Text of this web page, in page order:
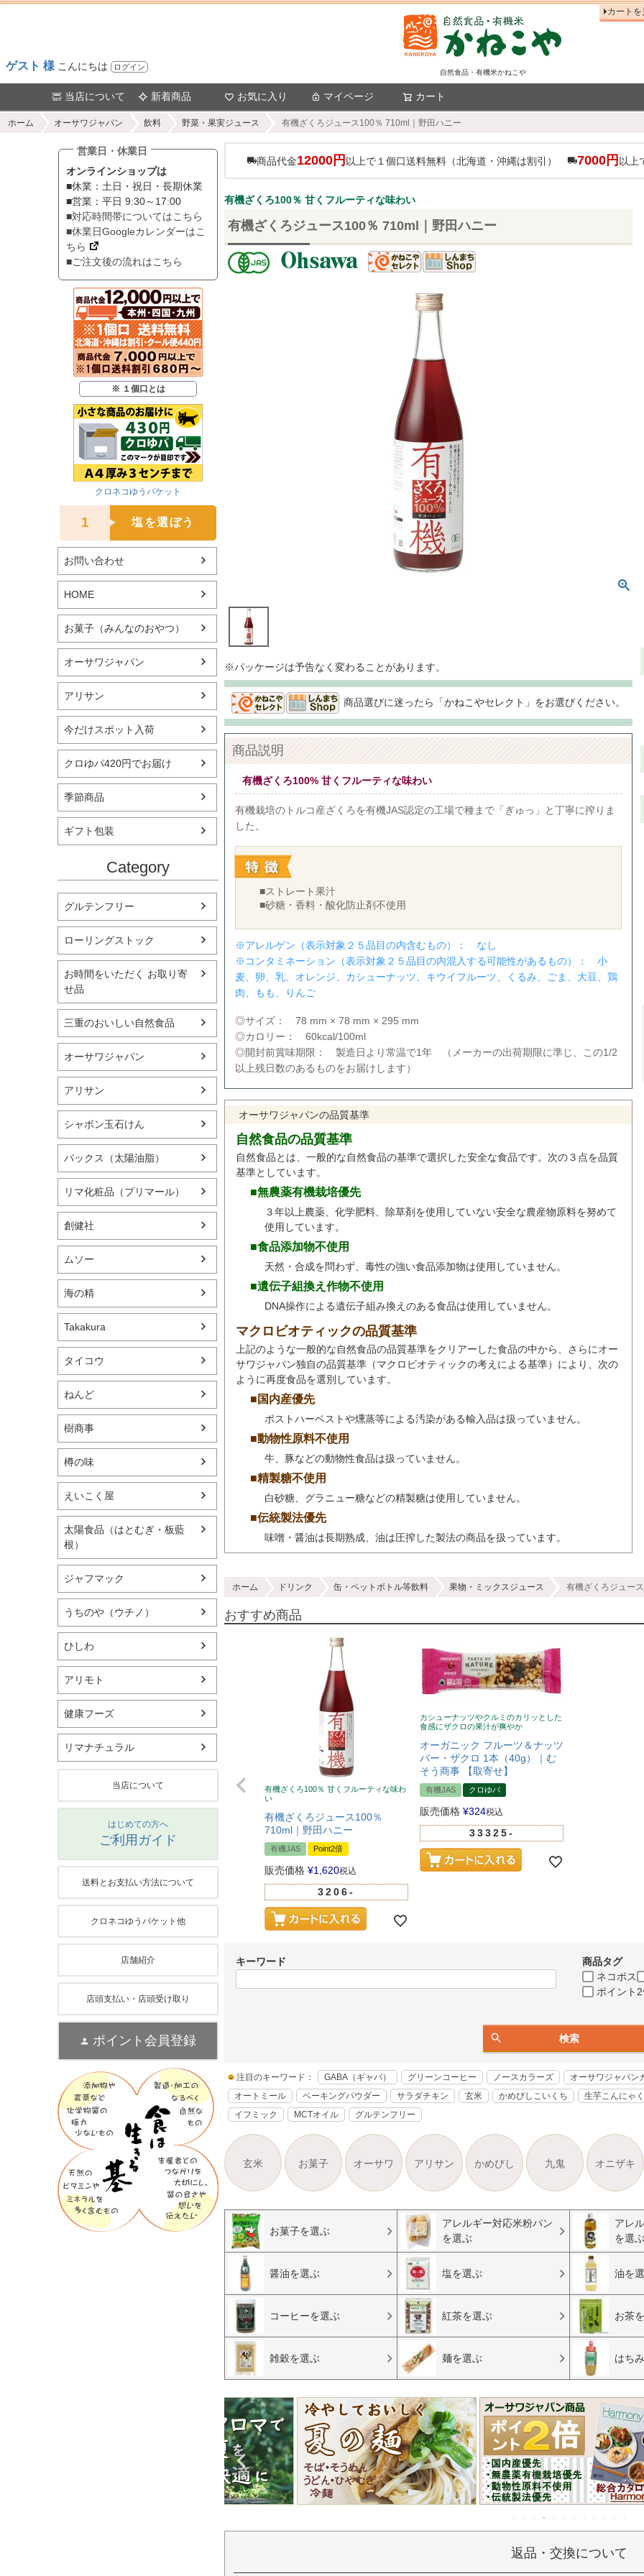
ゲスト 様 こんにちは ログイン
自然食品・有機米かねこや
カートを
当店について 新着商品 お気に入り マイページ カート
ホーム オーサワジャパン 飲料 野菜・果実ジュース 有機ざくろジュース100％ 710ml｜野田ハニー
営業日・休業日
オンラインショップは
■休業：土日・祝日・長期休業
■営業：平日 9:30～17:00
■対応時間帯についてはこちら
■休業日Googleカレンダーはこ
ちら
■ご注文後の流れはこちら
※ １個口とは
クロネコゆうパケット
1 塩を選ぼう
お問い合わせ
HOME
お菓子（みんなのおやつ）
オーサワジャパン
アリサン
今だけスポット入荷
クロゆパ420円でお届け
季節商品
ギフト包装
Category
グルテンフリー
ローリングストック
お時間をいただく お取り寄
せ品
三重のおいしい自然食品
オーサワジャパン
アリサン
シャボン玉石けん
パックス（太陽油脂）
リマ化粧品（プリマール）
創健社
ムソー
海の精
Takakura
タイコウ
ねんど
樹商事
樽の味
えいこく屋
太陽食品（はとむぎ・板藍
根）
ジャフマック
うちのや（ウチノ）
ひしわ
アリモト
健康フーズ
リマナチュラル
当店について
はじめての方へ
ご利用ガイド
送料とお支払い方法について
クロネコゆうパケット他
店舗紹介
店頭支払い・店頭受け取り
ポイント会員登録
商品代金12000円 以上で１個口送料無料（北海道・沖縄は割引） 7000円 以上
有機ざくろ100％ 甘くフルーティな味わい
有機ざくろジュース100％ 710ml｜野田ハニー
※パッケージは予告なく変わることがあります。
商品選びに迷ったら「かねこやセレクト」をお選びください。
商品説明
有機ざくろ100% 甘くフルーティな味わい
有機栽培のトルコ産ざくろを有機JAS認定の工場で種まで「ぎゅっ」と丁寧に搾りま
した。
■ストレート果汁
■砂糖・香料・酸化防止剤不使用
※アレルゲン（表示対象２５品目の内含むもの）： なし
※コンタミネーション（表示対象２５品目の内混入する可能性があるもの）： 小
麦、卵、乳、オレンジ、カシューナッツ、キウイフルーツ、くるみ、ごま、大豆、鶏
肉、もも、りんご
◎サイズ： 78 mm × 78 mm × 295 mm
◎カロリー： 60kcal/100ml
◎開封前賞味期限： 製造日より常温で1年 （メーカーの出荷期限に準じ、この1/2
以上残日数のあるものをお届けします）
オーサワジャパンの品質基準
自然食品の品質基準
自然食品とは、一般的な自然食品の基準で選択した安全な食品です。次の３点を品質
基準としています。
■無農薬有機栽培優先
３年以上農薬、化学肥料、除草剤を使用していない安全な農産物原料を努めて
使用しています。
■食品添加物不使用
天然・合成を問わず、毒性の強い食品添加物は使用していません。
■遺伝子組換え作物不使用
DNA操作による遺伝子組み換えのある食品は使用していません。
マクロビオティックの品質基準
上記のような一般的な自然食品の品質基準をクリアーした食品の中から、さらにオー
サワジャパン独自の品質基準（マクロビオティックの考えによる基準）により、次の
ように再度食品を選別しています。
■国内産優先
ポストハーベストや燻蒸等による汚染がある輸入品は扱っていません。
■動物性原料不使用
牛、豚などの動物性食品は扱っていません。
■精製糖不使用
白砂糖、グラニュー糖などの精製糖は使用していません。
■伝統製法優先
味噌・醤油は長期熟成、油は圧搾した製法の商品を扱っています。
ホーム ドリンク 缶・ペットボトル等飲料 果物・ミックスジュース 有機ざくろジュー
おすすめ商品
有機ざくろ100％ 甘くフルーティな味わ
い
有機ざくろジュース100％
710ml｜野田ハニー
有機JAS Point2倍
販売価格 ¥1,620税込
3206-
カシューナッツやクルミのカリッとした
食感にザクロの果汁が爽やか
オーガニック フルーツ＆ナッツ
バー・ザクロ 1本（40g）｜む
そう商事 【取寄せ】
有機JAS クロゆパ
販売価格 ¥324税込
33325-
キーワード
商品タグ
ネコポス
ポイント
検索
注目のキーワード： GABA（ギャバ） グリーンコーヒー ノースカラーズ オーサワジャパン
オートミール
ベーキングパウダー サラダチキン 玄米 かめびしこいくち 生芋こんにゃく
イフミック
MCTオイル グルテンフリー
玄米 お菓子 オーサワ アリサン かめびし 九鬼 オニザキ
お菓子を選ぶ
アレルギー対応米粉パン
を選ぶ
アレ
を選ぶ
醤油を選ぶ 塩を選ぶ 油を
コーヒーを選ぶ 紅茶を選ぶ お茶
雑穀を選ぶ 麺を選ぶ はち
返品・交換について